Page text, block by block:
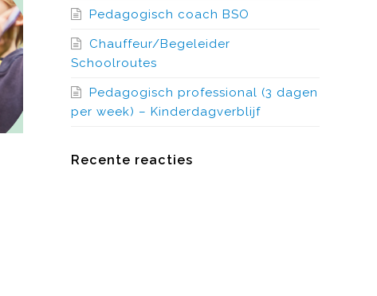
Pedagogisch coach BSO
Chauffeur/Begeleider
Schoolroutes
Pedagogisch professional (3 dagen
per week) – Kinderdagverblijf
Recente reacties